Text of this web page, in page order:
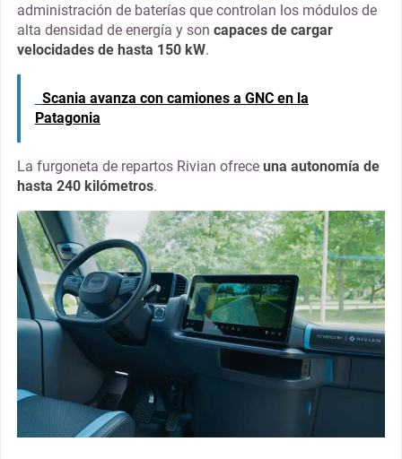
administración de baterías que controlan los módulos de
alta densidad de energía y son capaces de cargar
velocidades de hasta 150 kW.
Scania avanza con camiones a GNC en la
Patagonia
La furgoneta de repartos Rivian ofrece una autonomía de
hasta 240 kilómetros.